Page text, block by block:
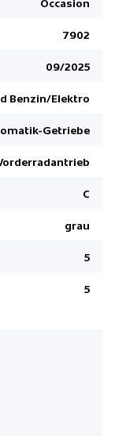
7902
09/2025
Benzin/Elektro
Getriebe
C
grau
5
5